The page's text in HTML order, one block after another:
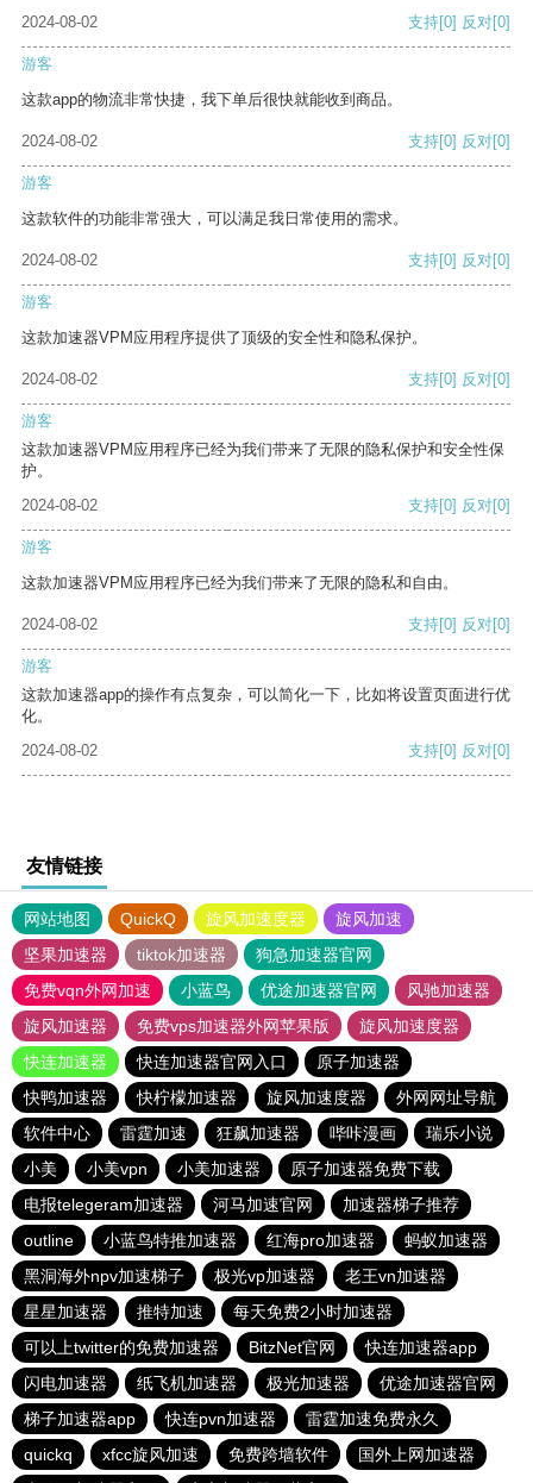
2024-08-02 支持[0] 反对[0]
游客
这款app的物流非常快捷，我下单后很快就能收到商品。
2024-08-02 支持[0] 反对[0]
游客
这款软件的功能非常强大，可以满足我日常使用的需求。
2024-08-02 支持[0] 反对[0]
游客
这款加速器VPM应用程序提供了顶级的安全性和隐私保护。
2024-08-02 支持[0] 反对[0]
游客
这款加速器VPM应用程序已经为我们带来了无限的隐私保护和安全性保
护。
2024-08-02
支持[0] 反对[0]
游客
这款加速器VPM应用程序已经为我们带来了无限的隐私和自由。
2024-08-02 支持[0] 反对[0]
游客
这款加速器app的操作有点复杂，可以简化一下，比如将设置页面进行优
化。
2024-08-02
支持[0] 反对[0]
友情链接
网站地图 QuickQ 旋风加速度器
旋风加速
坚果加速器
tiktok加速器
狗急加速器官网
免费vqn外网加速
小蓝鸟 优途加速器官网
风驰加速器
旋风加速器
免费vps加速器外网苹果版
旋风加速度器
快连加速器
快连加速器官网入口
原子加速器
快鸭加速器
快柠檬加速器 旋风加速度器
外网网址导航
软件中心
雷霆加速 狂飙加速器 哔咔漫画
瑞乐小说
小美
小美vpn 小美加速器
原子加速器免费下载
电报telegeram加速器
河马加速官网
加速器梯子推荐
outline
小蓝鸟特推加速器 红海pro加速器
蚂蚁加速器
黑洞海外npv加速梯子
极光vp加速器
老王vn加速器
星星加速器
推特加速
每天免费2小时加速器
可以上twitter的免费加速器
BitzNet官网
快连加速器app
闪电加速器
纸飞机加速器 极光加速器
优途加速器官网
梯子加速器app
快连pvn加速器
雷霆加速免费永久
quickq
xfcc旋风加速 免费跨墙软件
国外上网加速器